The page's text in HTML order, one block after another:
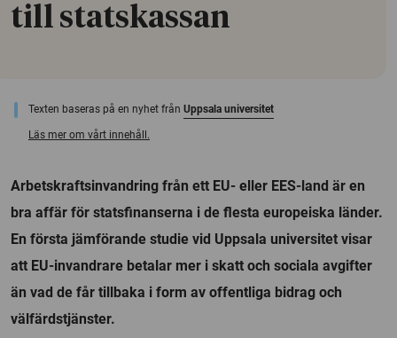
till statskassan
Texten baseras på en nyhet från Uppsala universitet
Läs mer om vårt innehåll.
Arbetskraftsinvandring från ett EU- eller EES-land är en
bra affär för statsfinanserna i de flesta europeiska länder.
En första jämförande studie vid Uppsala universitet visar
att EU-invandrare betalar mer i skatt och sociala avgifter
än vad de får tillbaka i form av offentliga bidrag och
välfärdstjänster.